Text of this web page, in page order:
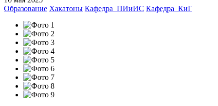
Образование Хакатоны Кафедра_ПИиИС Кафедра_КиГ